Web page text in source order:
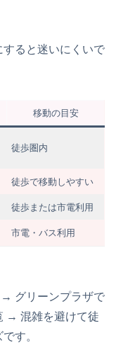
すると迷いにくいで
移動の目安
徒歩圏内
徒歩で移動しやすい
徒歩または市電利用
市電・バス利用
グリーンプラザで
→ 混雑を避けて徒
す。